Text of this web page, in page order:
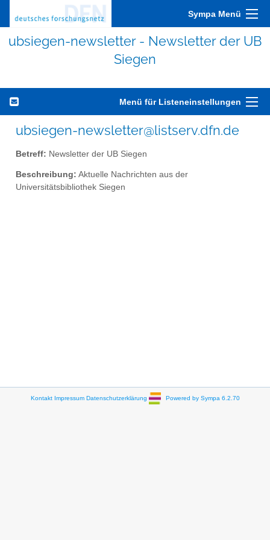
Sympa Menü
ubsiegen-newsletter - Newsletter der UB
Siegen
Menü für Listeneinstellungen
ubsiegen-newsletter@listserv.dfn.de
Betreff: Newsletter der UB Siegen
Beschreibung: Aktuelle Nachrichten aus der
Universitätsbibliothek Siegen
Kontakt Impressum Datenschutzerklärung Powered by Sympa 6.2.70